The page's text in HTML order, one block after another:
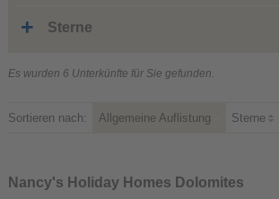
Sterne
Es wurden 6 Unterkünfte für Sie gefunden.
Sortieren nach: Allgemeine Auflistung Sterne
Nancy's Holiday Homes Dolomites